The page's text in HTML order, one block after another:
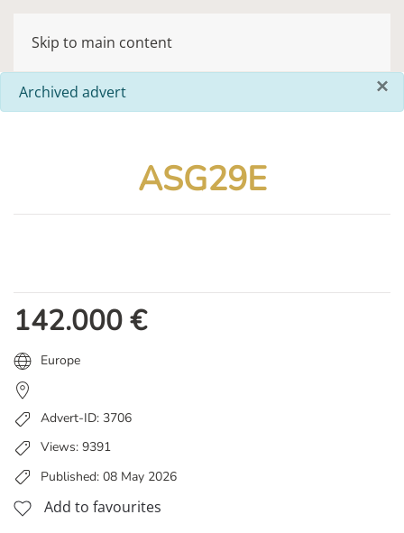
Skip to main content
×
info
Archived advert
ASG29E
142.000€
Europe
Advert-ID: 3706
Views: 9391
Published: 08 May 2026
Add to favourites